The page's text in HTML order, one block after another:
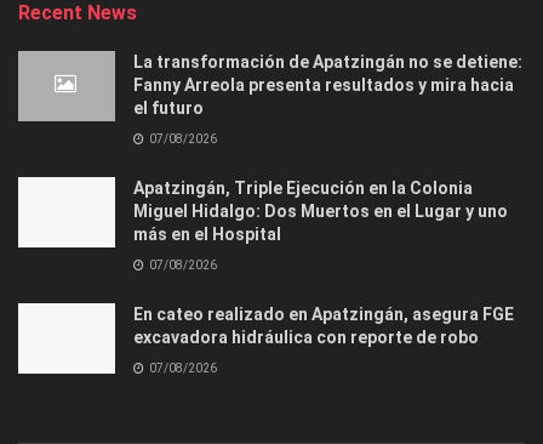
Recent News
La transformación de Apatzingán no se detiene:
Fanny Arreola presenta resultados y mira hacia
el futuro
07/08/2026
Apatzingán, Triple Ejecución en la Colonia
Miguel Hidalgo: Dos Muertos en el Lugar y uno
más en el Hospital
07/08/2026
En cateo realizado en Apatzingán, asegura FGE
excavadora hidráulica con reporte de robo
07/08/2026